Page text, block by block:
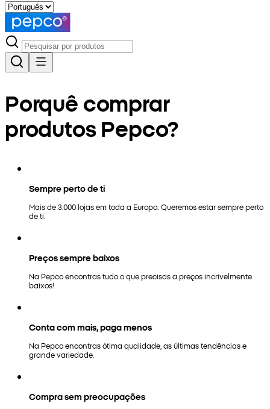
Porquê comprar
produtos Pepco?
Sempre perto de ti
Mais de 3.000 lojas em toda a Europa. Queremos estar sempre perto
de ti.
Preços sempre baixos
Na Pepco encontras tudo o que precisas a preços incrivelmente
baixos!
Conta com mais, paga menos
Na Pepco encontras ótima qualidade, as últimas tendências e
grande variedade.
Compra sem preocupações